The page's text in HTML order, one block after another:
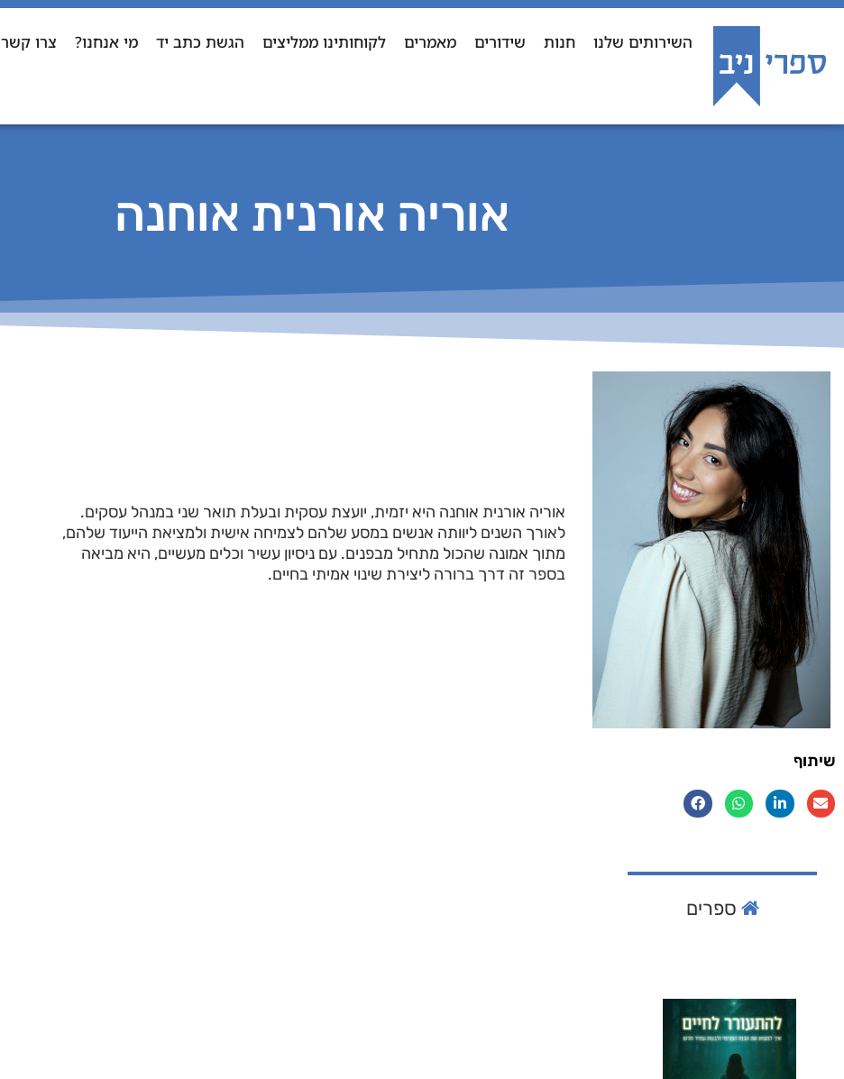
השירותים שלנו חנות שידורים מאמרים לקוחותינו ממליצים הגשת כתב יד מי אנחנו? צרו קשר
אוריה אורנית אוחנה
אוריה אורנית אוחנה היא יזמית, יועצת עסקית ובעלת תואר שני במנהל עסקים.
לאורך השנים ליוותה אנשים במסע שלהם לצמיחה אישית ולמציאת הייעוד שלהם,
מתוך אמונה שהכול מתחיל מבפנים. עם ניסיון עשיר וכלים מעשיים, היא מביאה
בספר זה דרך ברורה ליצירת שינוי אמיתי בחיים.
שיתוף
ספרים